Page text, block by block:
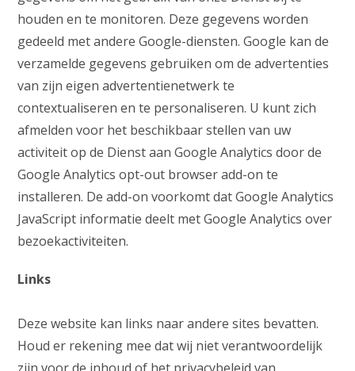
houden en te monitoren. Deze gegevens worden
gedeeld met andere Google-diensten. Google kan de
verzamelde gegevens gebruiken om de advertenties
van zijn eigen advertentienetwerk te
contextualiseren en te personaliseren. U kunt zich
afmelden voor het beschikbaar stellen van uw
activiteit op de Dienst aan Google Analytics door de
Google Analytics opt-out browser add-on te
installeren. De add-on voorkomt dat Google Analytics
JavaScript informatie deelt met Google Analytics over
bezoekactiviteiten.
Links
Deze website kan links naar andere sites bevatten.
Houd er rekening mee dat wij niet verantwoordelijk
zijn voor de inhoud of het privacybeleid van